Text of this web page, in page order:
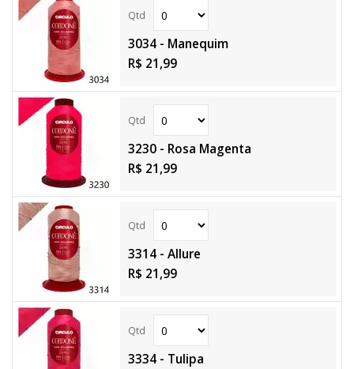
3034 - Manequim
R$ 21,99
3230 - Rosa Magenta
R$ 21,99
3314 - Allure
R$ 21,99
3334 - Tulipa